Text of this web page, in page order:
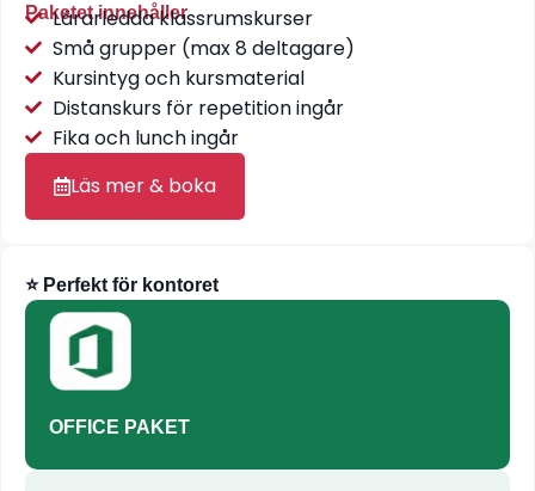
Paketet innehåller
Lärarledda klassrumskurser
Små grupper (max 8 deltagare)
Kursintyg och kursmaterial
Distanskurs för repetition ingår
Fika och lunch ingår
Läs mer & boka
⭐ Perfekt för kontoret
OFFICE PAKET